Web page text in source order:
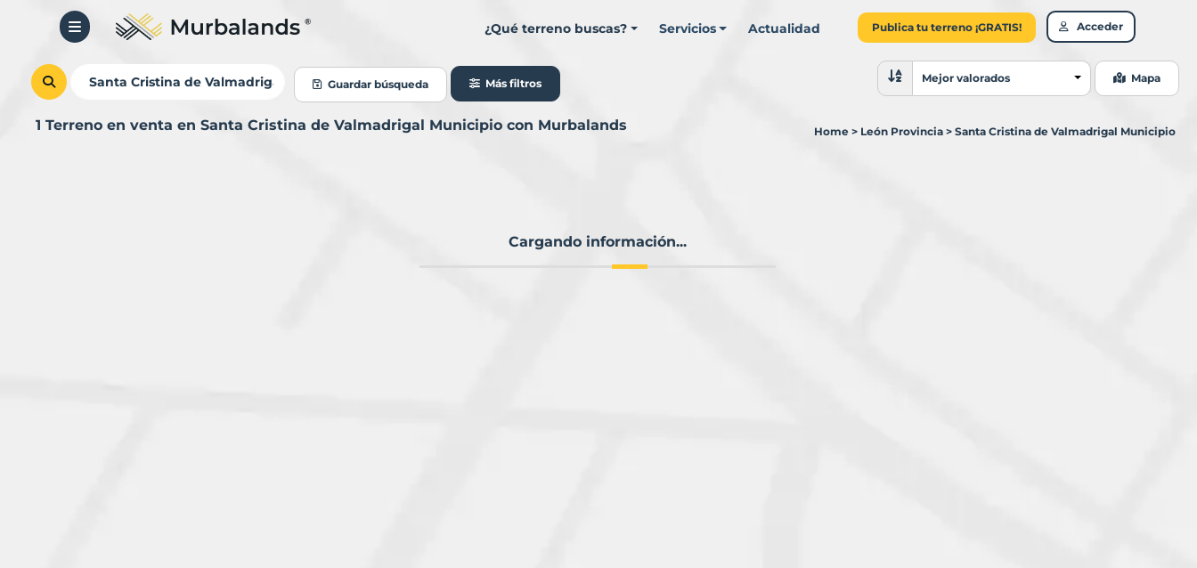
¿Qué terreno buscas? Servicios Actualidad Publica tu terreno ¡GRATIS! Acceder
Guardar búsqueda Más filtros
Ordenar resultados
Mejor valorados Mapa
1 Terreno en venta en Santa Cristina de Valmadrigal Municipio con Murbalands Home > León Provincia > Santa Cristina de Valmadrigal Municipio
Cargando información...